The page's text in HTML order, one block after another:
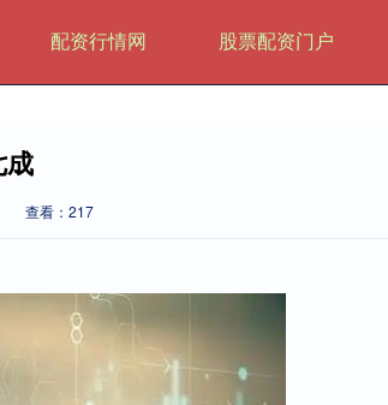
配资行情网 股票配资门户
成
查看：217